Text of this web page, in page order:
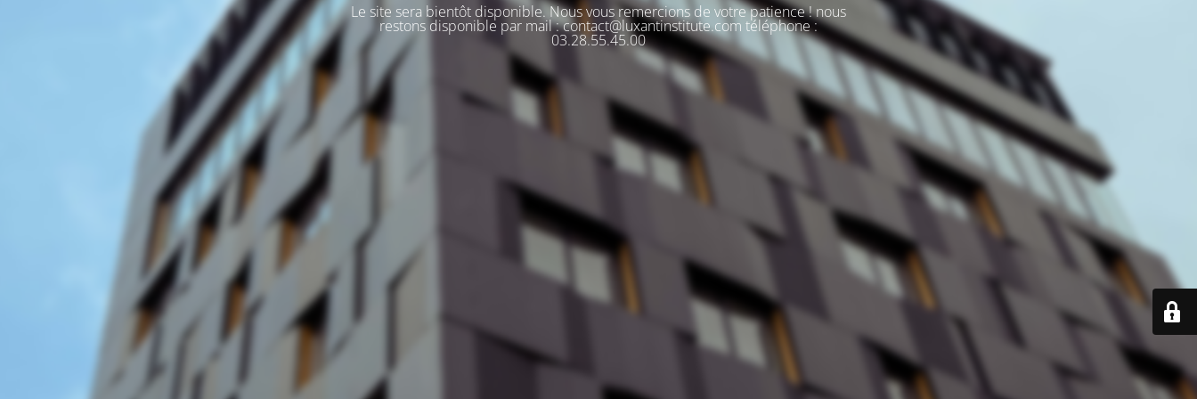
Le site sera bientôt disponible. Nous vous remercions de votre patience ! nous
restons disponible par mail : contact@luxantinstitute.com téléphone :
03.28.55.45.00